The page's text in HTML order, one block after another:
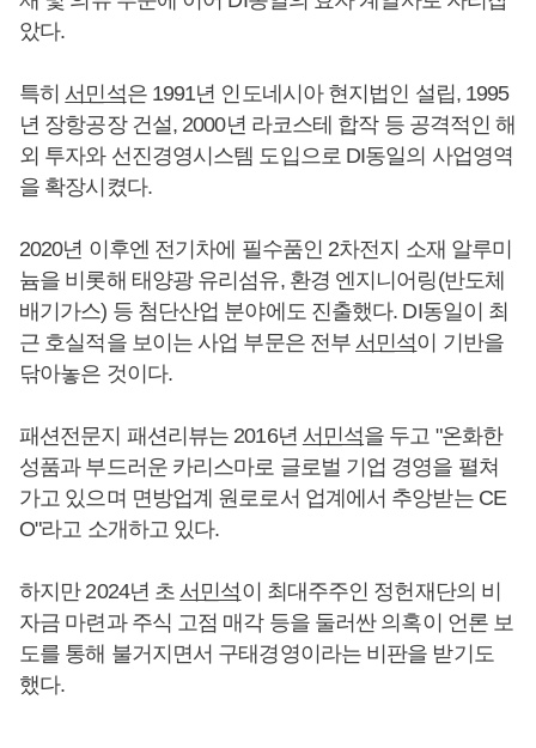
았다.
특히 서민석은 1991년 인도네시아 현지법인 설립, 1995
년 장항공장 건설, 2000년 라코스테 합작 등 공격적인 해
외 투자와 선진경영시스템 도입으로 DI동일의 사업영역
을 확장시켰다.
2020년 이후엔 전기차에 필수품인 2차전지 소재 알루미
늄을 비롯해 태양광 유리섬유, 환경 엔지니어링(반도체
배기가스) 등 첨단산업 분야에도 진출했다. DI동일이 최
근 호실적을 보이는 사업 부문은 전부 서민석이 기반을
닦아놓은 것이다.
패션전문지 패션리뷰는 2016년 서민석을 두고 "온화한
성품과 부드러운 카리스마로 글로벌 기업 경영을 펼쳐
가고 있으며 면방업계 원로로서 업계에서 추앙받는 CE
O"라고 소개하고 있다.
하지만 2024년 초 서민석이 최대주주인 정헌재단의 비
자금 마련과 주식 고점 매각 등을 둘러싼 의혹이 언론 보
도를 통해 불거지면서 구태경영이라는 비판을 받기도
했다.